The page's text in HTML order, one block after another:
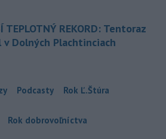
TEPLOTNÝ REKORD: Tentoraz
v Dolných Plachtinciach
Podcasty Rok Ľ.Štúra
Rok dobrovoľníctva